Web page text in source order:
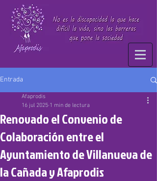
Entrada
Renovado el Convenio de
Colaboración entre el
Ayuntamiento de Villanueva de
la Cañada y Afaprodis
Afaprodis
16 jul 2025 1 min de lectura